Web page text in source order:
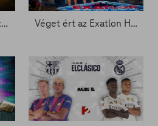
Tizedik születésnapját ünnepli a Mozi+ Véget ért az Exatlon Hungary – Ők emelhették magasba a trófeát